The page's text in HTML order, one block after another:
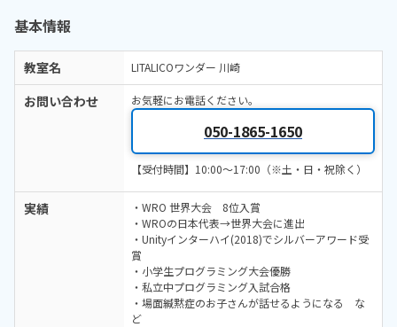
わせるには繁華街も近いのでやや心配。このスペースに7人8人くるこ
アットホームに出来る感じが良かった。とても高額であり、収入に余
裕がないと通い続けるのは難しいと思うが、他社と比較して高いなり
に理由があると感じられるフォロー体勢は良いと思った。ロボットキ
ット代がかからないのは良いがその分月謝が高いことがネック。小3か
線で見守ってくれながら、必要に応じてアドバイスをくれていてとて
も良いと感じた。自分のアイディアを先生が助けてくれながら形にで
きて、動かすことができてとても楽しそうだった。説明をしてくれた
教えてくれたらもっと良かった。
基本情報
教室名 LITALICOワンダー 川崎
お問い合わせ お気軽にお電話ください。
050-1865-1650
【受付時間】10:00～17:00（※土・日・祝除く）
実績
・WRO 世界大会 8位入賞
・WROの日本代表→世界大会に進出
・Unityインターハイ(2018)でシルバーアワード受
賞
・小学生プログラミング大会優勝
・私立中プログラミング入試合格
・場面緘黙症のお子さんが話せるようになる な
ど